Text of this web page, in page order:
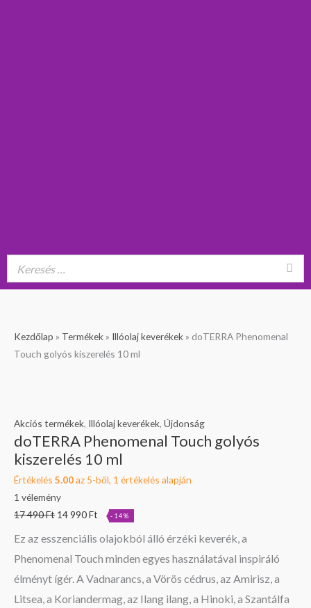
Kezdőlap » Termékek » Illóolaj keverékek » doTERRA Phenomenal
Touch golyós kiszerelés 10 ml
Akciós termékek, Illóolaj keverékek, Újdonság
doTERRA Phenomenal Touch golyós
kiszerelés 10 ml
Értékelés 5.00az 5-ből, 1 értékelés alapján
1 vélemény
17 490Ft
Original
price
14 990Ft
Current
price
-14%
Ez az esszenciális olajokból álló érzéki keverék, a
Phenomenal Touch minden egyes használatával inspiráló
élményt ígér. A Vadnarancs, a Vörös cédrus, az Amirisz, a
Litsea, a Koriandermag, az Ilang ilang, a Hinoki, a Szantálfa
doTERRA
Phenomenal
10
ml
mennyiség